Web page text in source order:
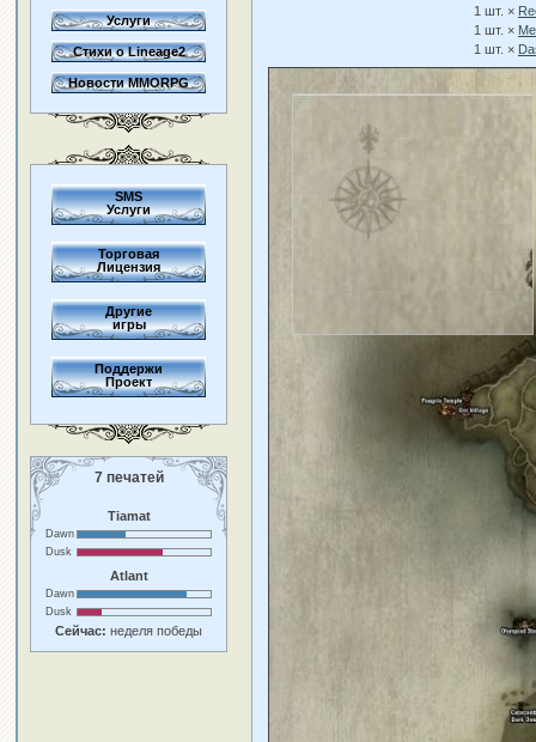
Услуги
Стихи о Lineage2
Новости MMORPG
SMS
Услуги
Торговая
Лицензия
Другие
игры
Поддержи
Проект
7 печатей
Tiamat
Dawn
Dusk
Atlant
Dawn
Dusk
Сейчас: неделя победы
1 шт. ×
1 шт. ×
1 шт. ×